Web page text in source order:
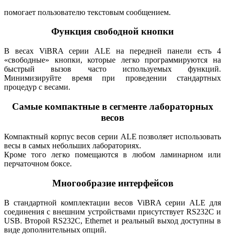
помогает пользователю текстовым сообщением.
Функция свободной кнопки
В весах ViBRA серии ALE на передней панели есть 4
«свободные» кнопки, которые легко программируются на
быстрый вызов часто используемых функций.
Минимизируйте время при проведении стандартных
процедур с весами.
Самые компактные в сегменте лабораторных
весов
Компактный корпус весов серии ALE позволяет использовать
весы в самых небольших лабораториях.
Кроме того легко помещаются в любом ламинарном или
перчаточном боксе.
Многообразие интерфейсов
В стандартной комплектации весов ViBRA серии ALE для
соединения с внешним устройствами присутствует RS232C и
USB. Второй RS232C, Ethernet и реальный выход доступны в
виде дополнительных опций.